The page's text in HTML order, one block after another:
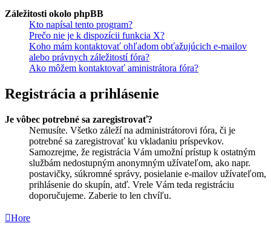
Záležitosti okolo phpBB
Kto napísal tento program?
Prečo nie je k dispozícii funkcia X?
Koho mám kontaktovať ohľadom obťažujúcich e-mailov
alebo právnych záležitostí fóra?
Ako môžem kontaktovať aministrátora fóra?
Registrácia a prihlásenie
Je vôbec potrebné sa zaregistrovať?
Nemusíte. Všetko záleží na administrátorovi fóra, či je
potrebné sa zaregistrovať ku vkladaniu príspevkov.
Samozrejme, že registrácia Vám umožní prístup k ostatným
službám nedostupným anonymným užívateľom, ako napr.
postavičky, súkromné správy, posielanie e-mailov užívateľom,
prihlásenie do skupín, atď. Vrele Vám teda registráciu
doporučujeme. Zaberie to len chvíľu.
Hore